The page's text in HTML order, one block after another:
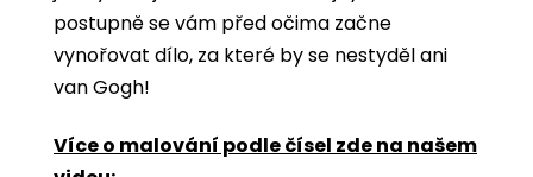
postupně se vám před očima začne
vynořovat dílo, za které by se nestyděl ani
van Gogh!
Více o malování podle čísel zde na našem